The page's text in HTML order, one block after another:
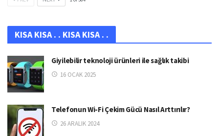
KISA KISA . . KISA KISA . .
Giyilebilir teknoloji ürünleri ile sağlık takibi
16 OCAK 2025
Telefonun Wi-Fi Çekim Gücü Nasıl Arttırılır?
26 ARALIK 2024